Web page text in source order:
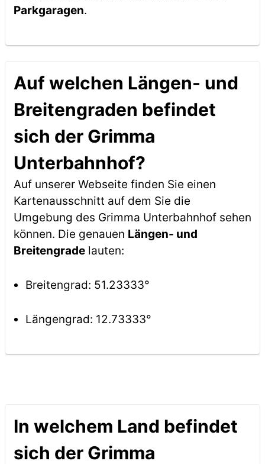
Parkgaragen.
Auf welchen Längen- und
Breitengraden befindet
sich der Grimma
Unterbahnhof?
Auf unserer Webseite finden Sie einen
Kartenausschnitt auf dem Sie die
Umgebung des Grimma Unterbahnhof sehen
können. Die genauen Längen- und
Breitengradelauten:
Breitengrad: 51.23333°
Längengrad: 12.73333°
In welchem Land befindet
sich der Grimma